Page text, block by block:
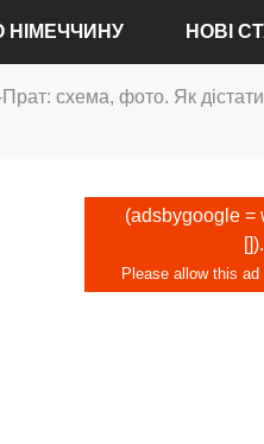
НІМЕЧЧИНУ НОВІ
схема, фото. Як
(adsbygoogle =